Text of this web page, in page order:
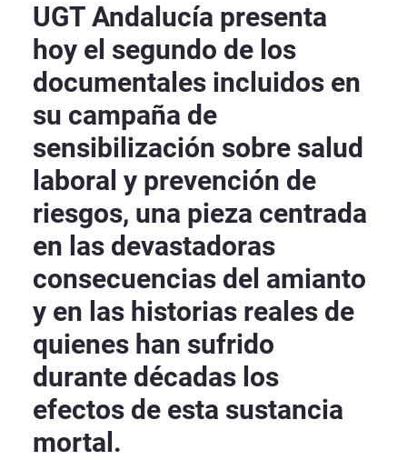
UGT Andalucía presenta
hoy el segundo de los
documentales incluidos en
su campaña de
sensibilización sobre salud
laboral y prevención de
riesgos, una pieza centrada
en las devastadoras
consecuencias del amianto
y en las historias reales de
quienes han sufrido
durante décadas los
efectos de esta sustancia
mortal.